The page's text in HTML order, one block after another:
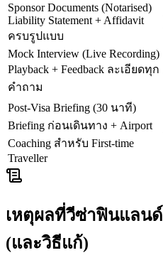
Sponsor Documents (Notarised)
Liability Statement + Affidavit
ครบรูปแบบ
Mock Interview (Live Recording)
Playback + Feedback ละเอียดทุก
คำถาม
Post-Visa Briefing (30 นาที)
Briefing ก่อนเดินทาง + Airport
Coaching สำหรับ First-time
Traveller
เหตุผลที่วีซ่าฟินแลนด์
(และวิธีแก้)